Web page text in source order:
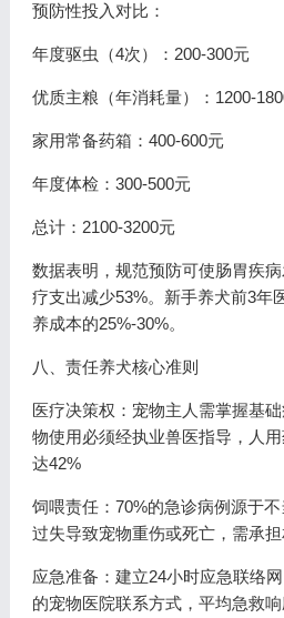
预防性投入对比：
年度驱虫（4次）：200-300元
优质主粮（年消耗量）：1200-
家用常备药箱：400-600元
年度体检：300-500元
总计：2100-3200元
数据表明，规范预防可使肠胃疾
疗支出减少53%。新手养犬前3年
养成本的25%-30%。
八、责任养犬核心准则
医疗决策权：宠物主人需掌握基
物使用必须经执业兽医指导，人
达42%
饲喂责任：70%的急诊病例源于
过失导致宠物重伤或死亡，需承
应急准备：建立24小时应急联络
的宠物医院联系方式，平均急救